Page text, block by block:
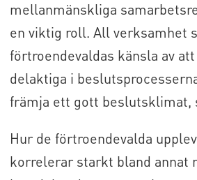
mellanmänskliga
en viktig roll. All verksamhet
förtroendevaldas känsla av
delaktiga i
främja ett gott beslutsklimat,
Hur de förtroendevalda
korrelerar starkt bland annat